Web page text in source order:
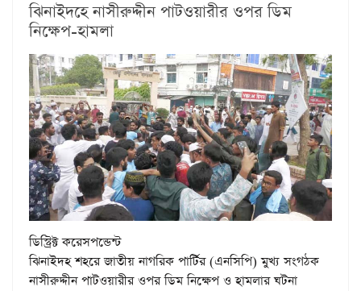
ঝিনাইদহে নাসীরুদ্দীন পাটওয়ারীর ওপর ডিম
নিক্ষেপ-হামলা
ডিস্ট্রিক্ট করেসপন্ডেন্ট
ঝিনাইদহ শহরে জাতীয় নাগরিক পার্টির (এনসিপি) মুখ্য সংগঠক
নাসীরুদ্দীন পাটওয়ারীর ওপর ডিম নিক্ষেপ ও হামলার ঘটনা